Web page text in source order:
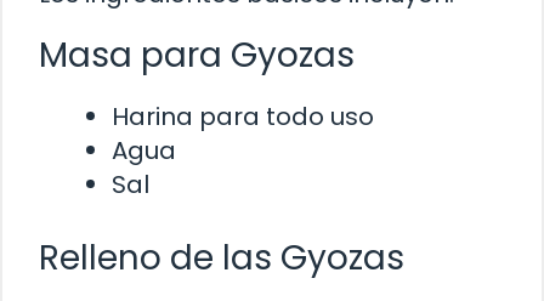
Masa para Gyozas
Harina para todo uso
Agua
Sal
Relleno de las Gyozas